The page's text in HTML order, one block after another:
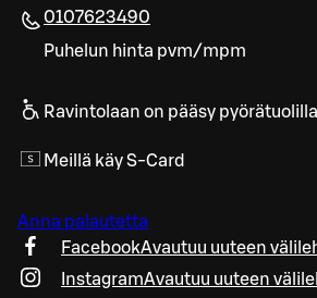
0107623490
Puhelun hinta pvm/mpm
Ravintolaan on pääsy pyörätuolilla
Meillä käy S-Card
Anna palautetta
FacebookAvautuu uuteen
InstagramAvautuu uuteen